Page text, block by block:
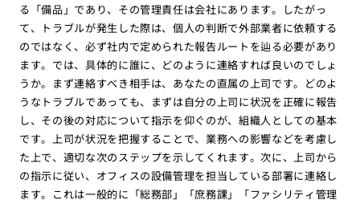
る「備品」であり、その管理責任は会社にあります。したがっ
て、トラブルが発生した際は、個人の判断で外部業者に依頼する
のではなく、必ず社内で定められた報告ルートを辿る必要があり
ます。では、具体的に誰に、どのように連絡すれば良いのでしょ
うか。まず連絡すべき相手は、あなたの直属の上司です。どのよ
うなトラブルであっても、まずは自分の上司に状況を正確に報告
し、その後の対応について指示を仰ぐのが、組織人としての基本
です。上司が状況を把握することで、業務への影響などを考慮し
た上で、適切な次のステップを示してくれます。次に、上司から
の指示に従い、オフィスの設備管理を担当している部署に連絡し
ます。これは一般的に「総務部」「庶務課」「ファシリティ管理